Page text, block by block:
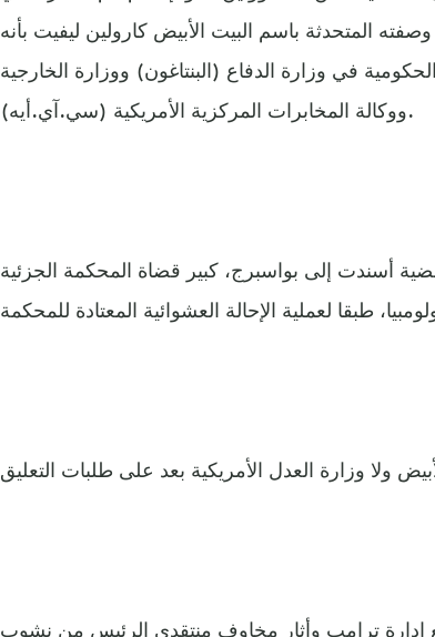
المتحدثة باسم البيت الأبيض كارولين ليفيت بأنه
في وزارة الدفاع (البنتاغون) ووزارة الخارجية
ووكالة المخابرات المركزية الأمريكية (سي.آي.أيه).
أسندت إلى بواسبرج، كبير قضاة المحكمة الجزئية
ترامب وأثار مخاوف منتقدي الرئيس من نشوب